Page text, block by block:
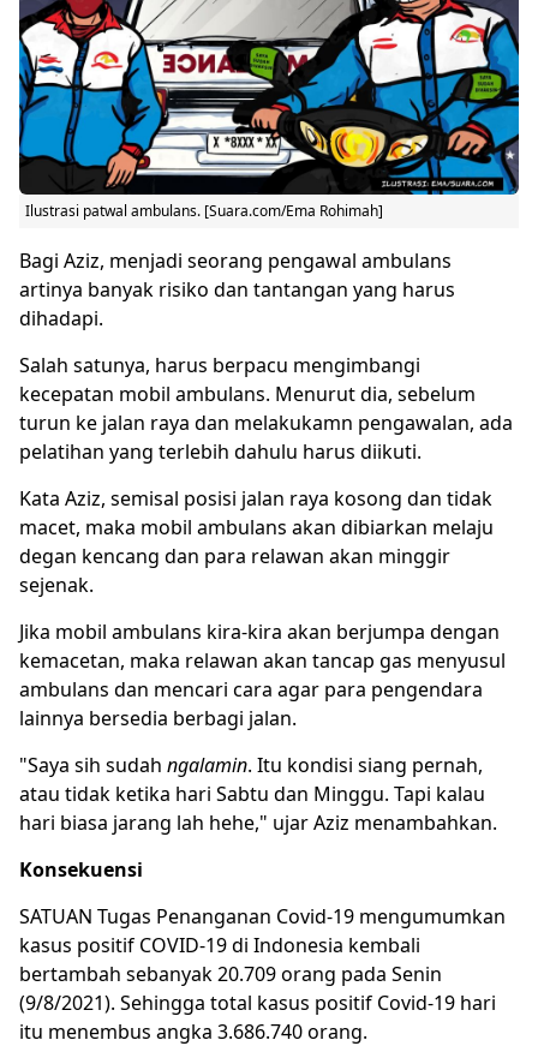
Ilustrasi patwal ambulans. [Suara.com/Ema Rohimah]
Bagi Aziz, menjadi seorang pengawal ambulans
artinya banyak risiko dan tantangan yang harus
dihadapi.
Salah satunya, harus berpacu mengimbangi
kecepatan mobil ambulans. Menurut dia, sebelum
turun ke jalan raya dan melakukamn pengawalan, ada
pelatihan yang terlebih dahulu harus diikuti.
Kata Aziz, semisal posisi jalan raya kosong dan tidak
macet, maka mobil ambulans akan dibiarkan melaju
degan kencang dan para relawan akan minggir
sejenak.
Jika mobil ambulans kira-kira akan berjumpa dengan
kemacetan, maka relawan akan tancap gas menyusul
ambulans dan mencari cara agar para pengendara
lainnya bersedia berbagi jalan.
"Saya sih sudah ngalamin. Itu kondisi siang pernah,
atau tidak ketika hari Sabtu dan Minggu. Tapi kalau
hari biasa jarang lah hehe," ujar Aziz menambahkan.
Konsekuensi
SATUAN Tugas Penanganan Covid-19 mengumumkan
kasus positif COVID-19 di Indonesia kembali
bertambah sebanyak 20.709 orang pada Senin
(9/8/2021). Sehingga total kasus positif Covid-19 hari
itu menembus angka 3.686.740 orang.